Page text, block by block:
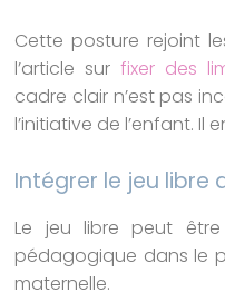
Cette posture rejoint
l’article sur fixer des
cadre clair n’est pas
l’initiative de l’enfant. Il
Intégrer le jeu libre
Le jeu libre peut
pédagogique dans le
maternelle.